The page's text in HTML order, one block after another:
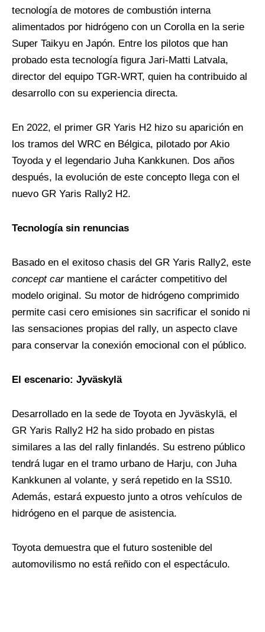
tecnología de motores de combustión interna
alimentados por hidrógeno con un Corolla en la serie
Super Taikyu en Japón. Entre los pilotos que han
probado esta tecnología figura Jari-Matti Latvala,
director del equipo TGR-WRT, quien ha contribuido al
desarrollo con su experiencia directa.
En 2022, el primer GR Yaris H2 hizo su aparición en
los tramos del WRC en Bélgica, pilotado por Akio
Toyoda y el legendario Juha Kankkunen. Dos años
después, la evolución de este concepto llega con el
nuevo GR Yaris Rally2 H2.
Tecnología sin renuncias
Basado en el exitoso chasis del GR Yaris Rally2, este
concept carmantiene el carácter competitivo del
modelo original. Su motor de hidrógeno comprimido
permite casi cero emisiones sin sacrificar el sonido ni
las sensaciones propias del rally, un aspecto clave
para conservar la conexión emocional con el público.
El escenario: Jyväskylä
Desarrollado en la sede de Toyota en Jyväskylä, el
GR Yaris Rally2 H2 ha sido probado en pistas
similares a las del rally finlandés. Su estreno público
tendrá lugar en el tramo urbano de Harju, con Juha
Kankkunen al volante, y será repetido en la SS10.
Además, estará expuesto junto a otros vehículos de
hidrógeno en el parque de asistencia.
Toyota demuestra que el futuro sostenible del
automovilismo no está reñido con el espectáculo.